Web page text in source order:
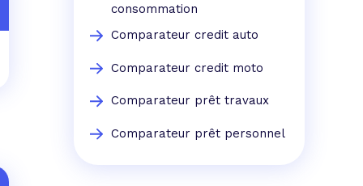
consommation
Comparateur credit auto
Comparateur credit moto
Comparateur prêt travaux
Comparateur prêt personnel